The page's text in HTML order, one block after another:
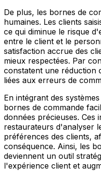
De plus, les bornes de
humaines. Les clients
ce qui diminue le risque
entre le client et le
satisfaction accrue des
mieux respectées. Par
constatent une réduction
liées aux erreurs de
En intégrant des
bornes de commande
données précieuses. Ces
restaurateurs d'analyser
préférences des clients,
conséquence. Ainsi, les
deviennent un outil
l'expérience client et